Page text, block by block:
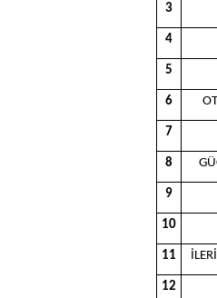
3
4
5
6
7
8
9
10
11
12